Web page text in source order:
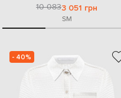
10 0833 051 грн
SM
- 40%